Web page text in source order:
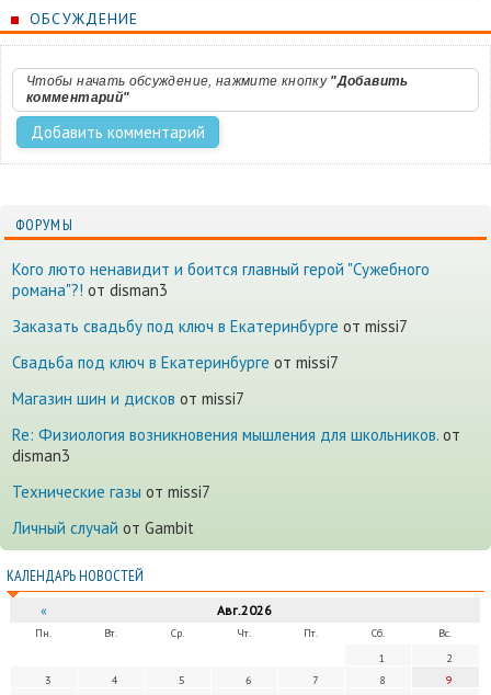
ОБСУЖДЕНИЕ
Чтобы начать обсуждение, нажмите кнопку "Добавить
комментарий"
ФОРУМЫ
Кого люто ненавидит и боится главный герой "Сужебного
романа"?! от disman3
Заказать свадьбу под ключ в Екатеринбурге от missi7
Cвадьба под ключ в Екатеринбурге от missi7
Магазин шин и дисков от missi7
Re: Физиология возникновения мышления для школьников. от
disman3
Технические газы от missi7
Личный случай от Gambit
КАЛЕНДАРЬ НОВОСТЕЙ
« Авг.2026
Пн. Вт. Ср. Чт. Пт. Сб.
Вс.
1
2
3
4 5 6 7 8
9